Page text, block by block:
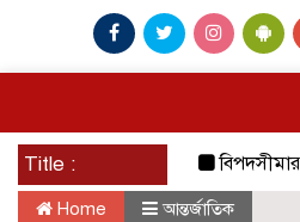
Title : বিপদসীমার ১৩
Home আন্তর্জাতিক